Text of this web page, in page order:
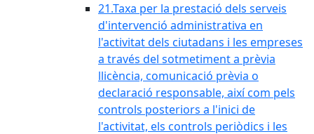
21.Taxa per la prestació dels serveis
d'intervenció administrativa en
l'activitat dels ciutadans i les empreses
a través del sotmetiment a prèvia
llicència, comunicació prèvia o
declaració responsable, així com pels
controls posteriors a l'inici de
l'activitat, els controls periòdics i les